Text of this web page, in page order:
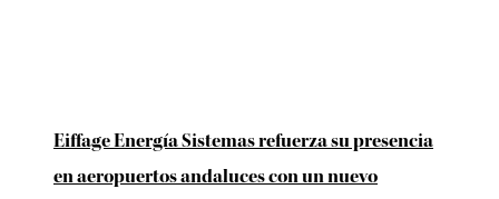
Eiffage Energía Sistemas refuerza su presencia
en aeropuertos andaluces con un nuevo